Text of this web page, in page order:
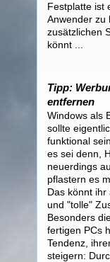
Festplatte ist
Anwender zu
zusätzlichen
könnt ...
Tipp:
entfernen
Windows als
sollte
funktional
es sei denn,
neuerdings
pflastern es
Das könnt ihr
und "tolle"
Besonders
fertigen PCs
Tendenz,
steigern: